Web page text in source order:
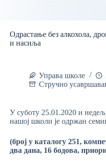
Одрастање без алкохола,
и насиља
Управа школе
Стручно
У суботу 25.01.2020 и
нашој школи је одржан
(број у каталогу 251,
два дана, 16 бодова,